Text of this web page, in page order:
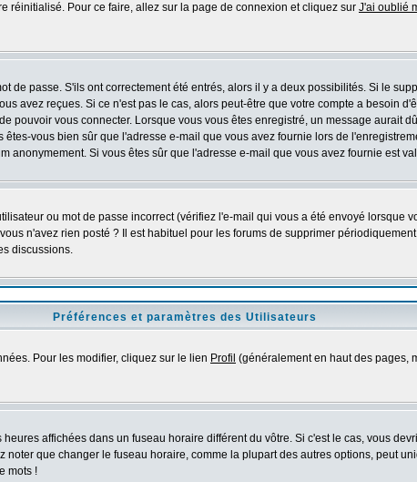
réinitialisé. Pour ce faire, allez sur la page de connexion et cliquez sur J'ai oublié
de passe. S'ils ont correctement été entrés, alors il y a deux possibilités. Si le
avez reçues. Si ce n'est pas le cas, alors peut-être que votre compte a besoin
pouvoir vous connecter. Lorsque vous vous êtes enregistré, un message aurait
vous bien sûr que l'adresse e-mail que vous avez fournie lors de
Si vous êtes sûr que l'adresse e-mail que vous avez fournie est
ou mot de passe incorrect (vérifiez l'e-mail qui vous a été envoyé lorsque
n'avez rien posté ? Il est habituel pour les forums de supprimer
discussions.
Préférences et paramètres des Utilisateurs
Pour les modifier, cliquez sur le lien Profil (généralement en haut des pages,
affichées dans un fuseau horaire différent du vôtre. Si c'est le cas, vous
que changer le fuseau horaire, comme la plupart des autres options, peut
mots !